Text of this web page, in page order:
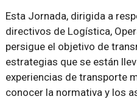
Esta Jornada, dirigida a
directivos de Logística,
persigue el objetivo de
estrategias que se están
experiencias de transporte
conocer la normativa y los